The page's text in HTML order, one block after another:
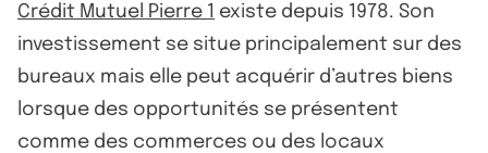
Crédit Mutuel Pierre 1 existe depuis 1978. Son
investissement se situe principalement sur des
bureaux mais elle peut acquérir d’autres biens
lorsque des opportunités se présentent
comme des commerces ou des locaux